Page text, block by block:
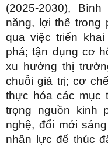
(2025-2030),
năng, lợi thế trong
qua việc triển
phá; tận dụng cơ
xu hướng thị
chuỗi giá trị; cơ
thực hóa các mục
trọng nguồn kinh
nghệ, đổi mới
nhân lực để thúc